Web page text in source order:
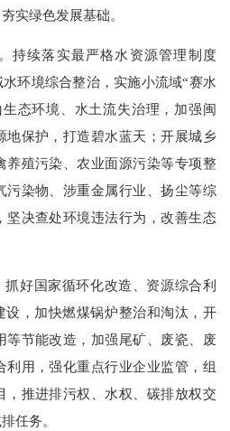
实绿色发展基础。
续落实最严格水资源管理制度
环境综合整治，实施小流域“赛水
态环境、水土流失治理，加强闽
地保护，打造碧水蓝天；开展城乡
养殖污染、农业面源污染等专项整
污染物、涉重金属行业、扬尘等综
坚决查处环境违法行为，改善生态
好国家循环化改造、资源综合利
设，加快燃煤锅炉整治和淘汰，开
等节能改造，加强尾矿、废瓷、废
用，强化重点行业企业监管，组
，推进排污权、水权、碳排放权交
任务。